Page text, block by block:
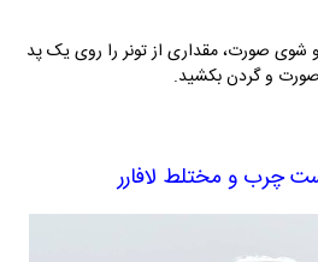
صورت، مقداری از تونر را روی یک پد
صورت و گردن بکشید.
چرب و مختلط لافارر